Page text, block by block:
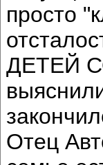
просто
ДЕТЕЙ
Отец